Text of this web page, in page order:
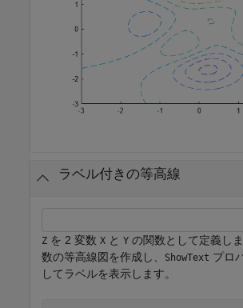
ラベル付きの等高線
Z を 2 変数 X と Y の関数として定義し
数の等高線図を作成し、
ShowText プロ
してラベルを表示します。